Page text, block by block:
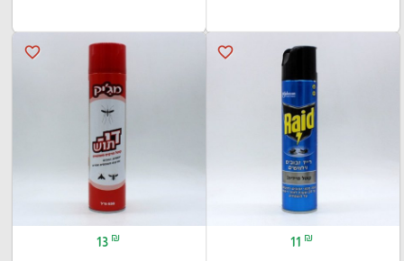
favorite_border
11 ₪
favorite_border
13 ₪